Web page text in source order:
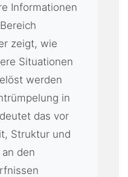
Informationen
zeigt, wie
Situationen
werden
in
das vor
Struktur und
den